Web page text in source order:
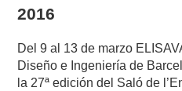
2016
Del 9 al 13 de marzo
Diseño e Ingeniería de
la 27ª edición del Saló de